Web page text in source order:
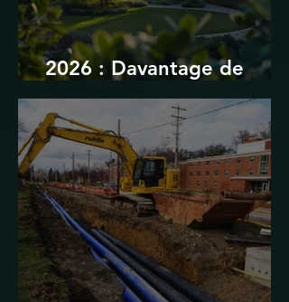
2026 : Davantage de
durabilité